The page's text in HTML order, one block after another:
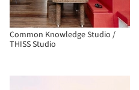
Common Knowledge Studio /
THISS Studio